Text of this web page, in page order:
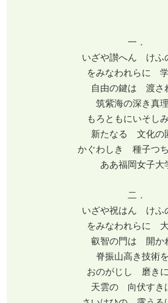
一．
いざや讃へん けふ
をみなわれらに
自由の鍵は 渡さ
筑紫海の深き真
もろともにいそし
新たなる 文化の
かぐわしき 種子つ
ああ福岡女子大
二．
いざや祝はん けふ
をみなわれらに
叡智の門は 開か
脊振山高き技術
おのがじし 磨き
天雲の 向伏すき